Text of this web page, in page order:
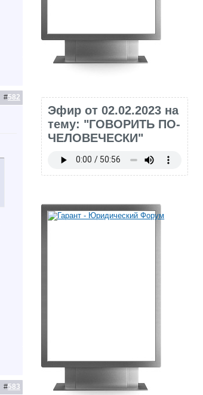
#582
#583
Эфир от 02.02.2023 на
тему: "ГОВОРИТЬ ПО-
ЧЕЛОВЕЧЕСКИ"